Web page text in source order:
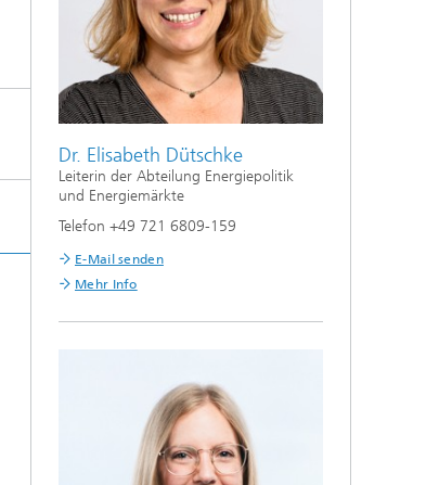
Dr. Elisabeth Dütschke
Leiterin der Abteilung Energiepolitik
und Energiemärkte
Telefon +49 721 6809-159
E-Mail senden
Mehr Info